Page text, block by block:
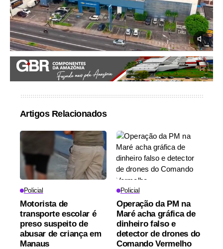
Artigos Relacionados
Policial
Motorista de
transporte escolar é
preso suspeito de
abusar de criança em
Manaus
Policial
Operação da PM na
Maré acha gráfica de
dinheiro falso e
detector de drones do
Comando Vermelho